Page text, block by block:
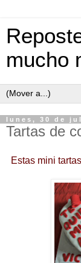
mucho
lunes, 30 de
Tartas de
Estas mini